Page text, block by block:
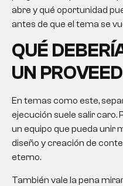
abre y qué oportunidad
antes de que el tema se
QUÉ
UN
En temas como este,
ejecución suele salir caro.
un equipo que pueda unir
diseño y creación de
eterno.
También vale la pena